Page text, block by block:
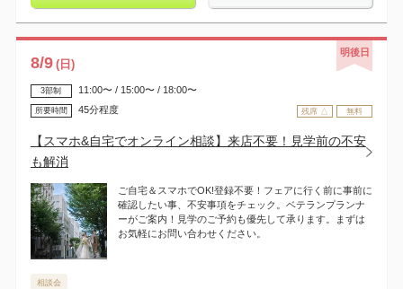
明後日
8/9 (日)
残席 △ 無料
3部制 11:00〜 / 15:00〜 / 18:00〜
所要時間 45分程度
【スマホ&自宅でオンライン相談】来店不要！見学前の不安
も解消
ご自宅＆スマホでOK!登録不要！フェアに行く前に事前に
確認したい事、不安事項をチェック。ベテランプランナ
ーがご案内！見学のご予約も優先して承ります。まずは
お気軽にお問い合わせください。
相談会